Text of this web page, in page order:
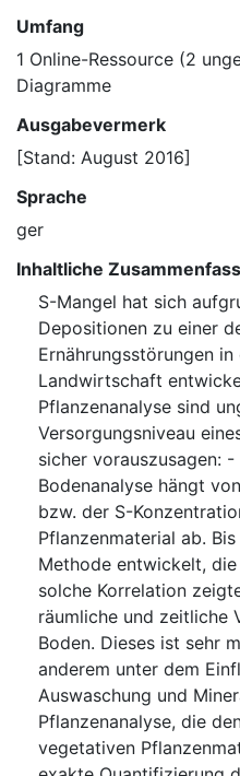
Umfang
1 Online-Ressource (2
Diagramme
Ausgabevermerk
[Stand: August 2016]
Sprache
ger
Inhaltliche
S-Mangel hat sich
Depositionen zu einer
Ernährungsstörungen
Landwirtschaft
Pflanzenanalyse sind
Versorgungsniveau
sicher vorauszusagen:
Bodenanalyse hängt
bzw. der S-
Pflanzenmaterial ab.
Methode entwickelt,
solche Korrelation
räumliche und zeitliche
Boden. Dieses ist sehr
anderem unter dem
Auswaschung und
Pflanzenanalyse, die
vegetativen